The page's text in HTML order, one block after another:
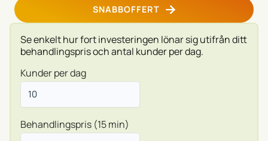
SNABBOFFERT
Se enkelt hur fort investeringen lönar sig utifrån ditt
behandlingspris och antal kunder per dag.
Kunder per dag
Behandlingspris (15 min)